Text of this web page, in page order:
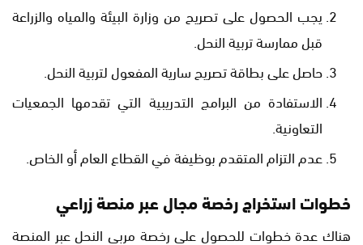
يجب الحصول على تصريح من وزارة البيئة والمياه والزراعة
قبل ممارسة تربية النحل.
حاصل على بطاقة تصريح سارية المفعول لتربية النحل.
الاستفادة من البرامج التدريبية التي تقدمها الجمعيات
التعاونية.
عدم التزام المتقدم بوظيفة في القطاع العام أو الخاص.
خطوات استخراج رخصة مجال عبر منصة زراعي
هناك عدة خطوات للحصول على رخصة مربي النحل عبر المنصة